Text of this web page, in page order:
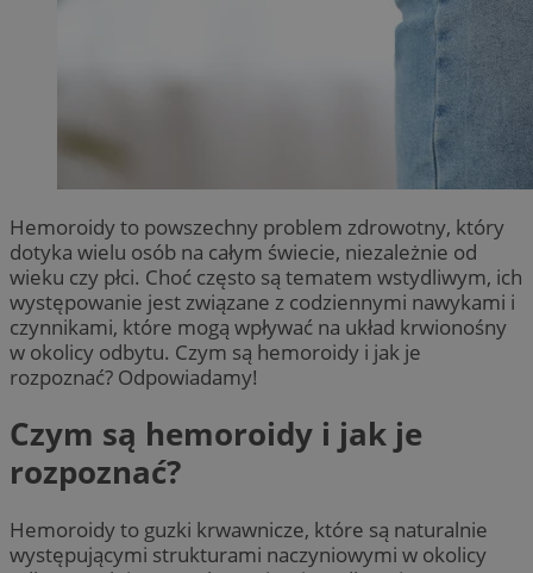
Hemoroidy to powszechny problem zdrowotny, który
dotyka wielu osób na całym świecie, niezależnie od
wieku czy płci. Choć często są tematem wstydliwym, ich
występowanie jest związane z codziennymi nawykami i
czynnikami, które mogą wpływać na układ krwionośny
w okolicy odbytu. Czym są hemoroidy i jak je
rozpoznać? Odpowiadamy!
Czym są hemoroidy i jak je
rozpoznać?
Hemoroidy to guzki krwawnicze, które są naturalnie
występującymi strukturami naczyniowymi w okolicy